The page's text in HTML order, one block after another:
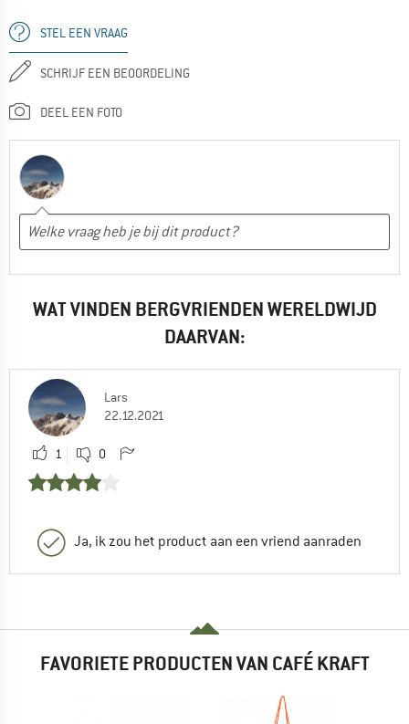
STEL EEN VRAAG
SCHRIJF EEN BEOORDELING
DEEL EEN FOTO
WAT VINDEN BERGVRIENDEN WERELDWIJD
DAARVAN:
Lars
22.12.2021
1 0
Ja, ik zou het product aan een vriend aanraden
FAVORIETE PRODUCTEN VAN CAFÉ KRAFT